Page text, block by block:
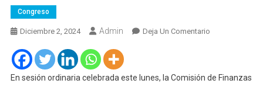
Congreso
Diciembre 2, 2024 Admin Deja Un ComentarioEn
En sesión ordinaria celebrada este lunes, la Comisión de Finanzas